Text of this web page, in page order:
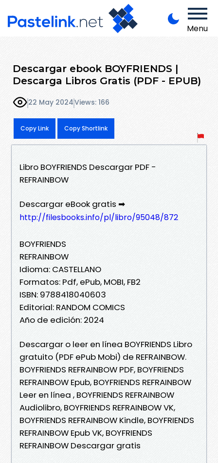
Menu
Descargar ebook BOYFRIENDS |
Descarga Libros Gratis (PDF - EPUB)
22 May 2024Views: 166
Copy Link Copy Shortlink
Libro BOYFRIENDS Descargar PDF -
REFRAINBOW
Descargar eBook gratis ➡
http://filesbooks.info/pl/libro/95048/872
BOYFRIENDS
REFRAINBOW
Idioma: CASTELLANO
Formatos: Pdf, ePub, MOBI, FB2
ISBN: 9788418040603
Editorial: RANDOM COMICS
Año de edición: 2024
Descargar o leer en línea BOYFRIENDS Libro
gratuito (PDF ePub Mobi) de REFRAINBOW.
BOYFRIENDS REFRAINBOW PDF, BOYFRIENDS
REFRAINBOW Epub, BOYFRIENDS REFRAINBOW
Leer en línea , BOYFRIENDS REFRAINBOW
Audiolibro, BOYFRIENDS REFRAINBOW VK,
BOYFRIENDS REFRAINBOW Kindle, BOYFRIENDS
REFRAINBOW Epub VK, BOYFRIENDS
REFRAINBOW Descargar gratis